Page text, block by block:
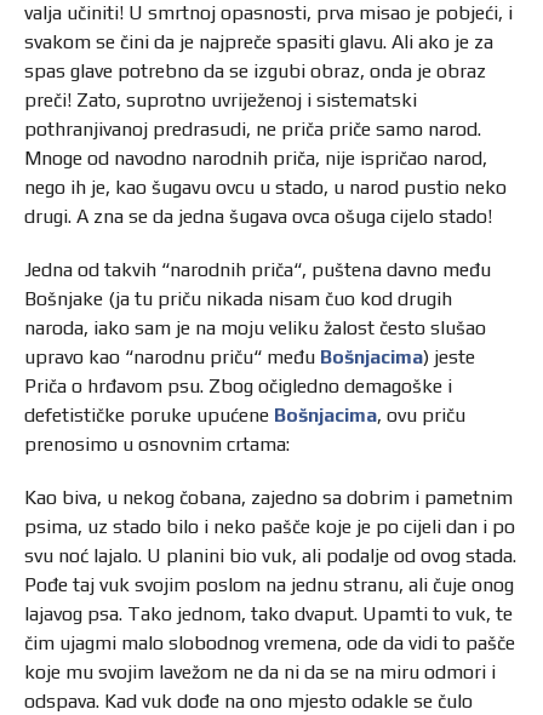
valja učiniti! U smrtnoj opasnosti, prva misao je pobjeći, i
svakom se čini da je najpreče spasiti glavu. Ali ako je za
spas glave potrebno da se izgubi obraz, onda je obraz
preči! Zato, suprotno uvriježenoj i sistematski
pothranjivanoj predrasudi, ne priča priče samo narod.
Mnoge od navodno narodnih priča, nije ispričao narod,
nego ih je, kao šugavu ovcu u stado, u narod pustio neko
drugi. A zna se da jedna šugava ovca ošuga cijelo stado!
Jedna od takvih “narodnih priča“, puštena davno među
Bošnjake (ja tu priču nikada nisam čuo kod drugih
naroda, iako sam je na moju veliku žalost često slušao
upravo kao “narodnu priču“ među Bošnjacima) jeste
Priča o hrđavom psu. Zbog očigledno demagoške i
defetističke poruke upućene Bošnjacima, ovu priču
prenosimo u osnovnim crtama:
Kao biva, u nekog čobana, zajedno sa dobrim i pametnim
psima, uz stado bilo i neko pašče koje je po cijeli dan i po
svu noć lajalo. U planini bio vuk, ali podalje od ovog stada.
Pođe taj vuk svojim poslom na jednu stranu, ali čuje onog
lajavog psa. Tako jednom, tako dvaput. Upamti to vuk, te
čim ujagmi malo slobodnog vremena, ode da vidi to pašče
koje mu svojim lavežom ne da ni da se na miru odmori i
odspava. Kad vuk dođe na ono mjesto odakle se čulo